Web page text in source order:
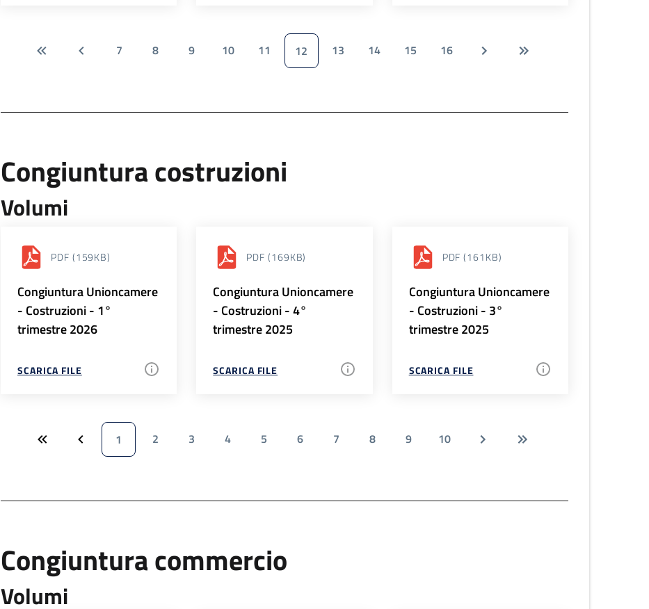
7 8 9 10 11 12 13 14 15 16
Congiuntura costruzioni
Volumi
PDF (159KB)
Congiuntura Unioncamere
- Costruzioni - 1°
trimestre 2026
SCARICA FILE
PDF (169KB)
Congiuntura Unioncamere
- Costruzioni - 4°
trimestre 2025
SCARICA FILE
PDF (161KB)
Congiuntura Unioncamere
- Costruzioni - 3°
trimestre 2025
SCARICA FILE
1 2 3 4 5 6 7 8 9 10
Congiuntura commercio
Volumi